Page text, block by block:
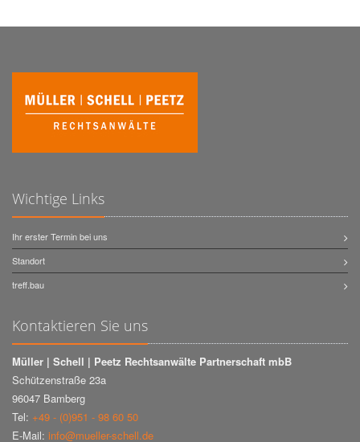
Wichtige Links
Ihr erster Termin bei uns
Standort
treff.bau
Kontaktieren Sie uns
Müller | Schell | Peetz Rechtsanwälte Partnerschaft mbB
Schützenstraße 23a
96047 Bamberg
Tel: +49 - (0)951 - 98 60 50
E-Mail: info@mueller-schell.de